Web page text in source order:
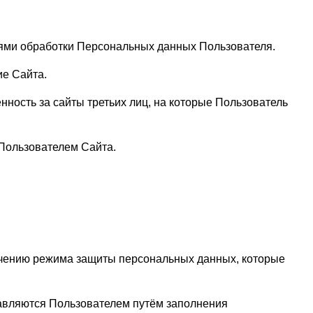
обработки Персональных данных Пользователя.
Сайта.
за сайты третьих лиц, на которые Пользователь
Сайта.
режима защиты персональных данных, которые
Пользователем путём заполнения